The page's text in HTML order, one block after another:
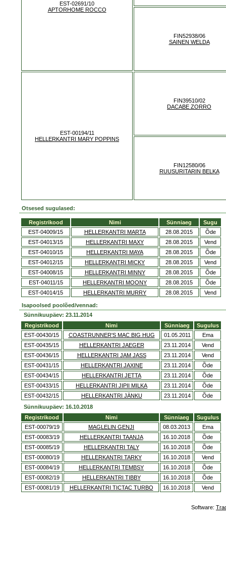
EST-02691/10
APTORHOME ROCCO
FIN52938/06
SAINEN WELDA
EST-00194/11
HELLERKANTRI MARY POPPINS
FIN39510/02
DACABE ZORRO
FIN12580/06
RUUSURITARIN BELKA
Otsesed sugulased:
Registrikood Nimi Sünniaeg
Sugu
EST-04009/15
HELLERKANTRI MARTA 28.08.2015
Õde
EST-04013/15
HELLERKANTRI MAXY 28.08.2015
Vend
EST-04010/15
HELLERKANTRI MAYA 28.08.2015
Õde
EST-04012/15
HELLERKANTRI MICKY 28.08.2015
Vend
EST-04008/15
HELLERKANTRI MINNY 28.08.2015
Õde
EST-04011/15
HELLERKANTRI MOONY 28.08.2015
Õde
EST-04014/15
HELLERKANTRI MURRY 28.08.2015 Vend
Isapoolsed poolõed/vennad:
Sünnikuupäev: 23.11.2014
Registrikood
Nimi Sünniaeg
Sugulus
EST-00430/15
COASTRUNNER'S MAC BIG HUG 01.05.2011
Ema
EST-00435/15
HELLERKANTRI JAEGER 23.11.2014
Vend
EST-00436/15
HELLERKANTRI JAM JASS 23.11.2014
Vend
EST-00431/15
HELLERKANTRI JAXINE 23.11.2014
Õde
EST-00434/15
HELLERKANTRI JETTA 23.11.2014
Õde
EST-00433/15
HELLERKANTRI JIPII MILKA 23.11.2014
Õde
EST-00432/15
HELLERKANTRI JÄNKU 23.11.2014
Õde
Sünnikuupäev: 16.10.2018
Registrikood
Nimi Sünniaeg
Sugulus
EST-00079/19
MAGLELIN GENJI 08.03.2013
Ema
EST-00083/19
HELLERKANTRI TAANJA 16.10.2018
Õde
EST-00085/19
HELLERKANTRI TALY 16.10.2018
Õde
EST-00080/19
HELLERKANTRI TARKY 16.10.2018
Vend
EST-00084/19
HELLERKANTRI TEMBSY 16.10.2018
Õde
EST-00082/19
HELLERKANTRI TIBBY 16.10.2018
Õde
EST-00081/19
HELLERKANTRI TICTAC TURBO 16.10.2018 Vend
Software: